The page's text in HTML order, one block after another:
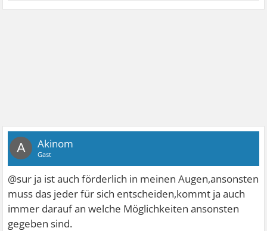
A Akinom
Gast
@sur ja ist auch förderlich in meinen Augen,ansonsten
muss das jeder für sich entscheiden,kommt ja auch
immer darauf an welche Möglichkeiten ansonsten
gegeben sind.